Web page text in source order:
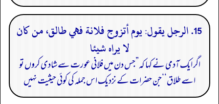
15. الرجل يقول: يوم أتزوج فلانة فهي طالق، من كان
لا يراه شيئا
اگر ایک آدمی نے کہا کہ”جس دن میں فلانی عورت سے شادی کروں تو
اسے طلاق‘‘جن حضرات کے نزدیک اس جملہ کی کوئی حیثیت نہیں